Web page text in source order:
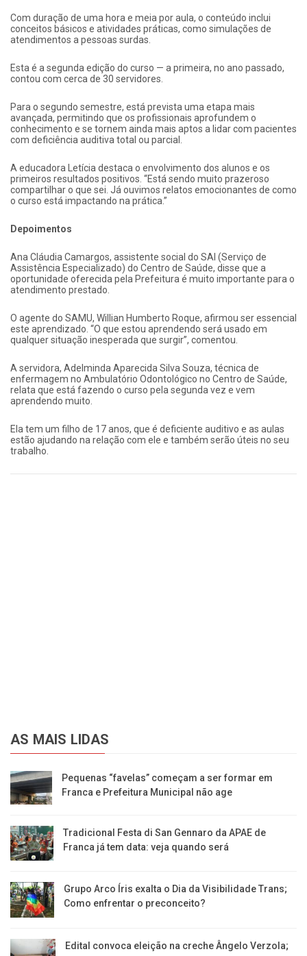
Com duração de uma hora e meia por aula, o conteúdo inclui
conceitos básicos e atividades práticas, como simulações de
atendimentos a pessoas surdas.
Esta é a segunda edição do curso — a primeira, no ano passado,
contou com cerca de 30 servidores.
Para o segundo semestre, está prevista uma etapa mais
avançada, permitindo que os profissionais aprofundem o
conhecimento e se tornem ainda mais aptos a lidar com pacientes
com deficiência auditiva total ou parcial.
A educadora Letícia destaca o envolvimento dos alunos e os
primeiros resultados positivos. “Está sendo muito prazeroso
compartilhar o que sei. Já ouvimos relatos emocionantes de como
o curso está impactando na prática.”
Depoimentos
Ana Cláudia Camargos, assistente social do SAI (Serviço de
Assistência Especializado) do Centro de Saúde, disse que a
oportunidade oferecida pela Prefeitura é muito importante para o
atendimento prestado.
O agente do SAMU, Willian Humberto Roque, afirmou ser essencial
este aprendizado. “O que estou aprendendo será usado em
qualquer situação inesperada que surgir”, comentou.
A servidora, Adelminda Aparecida Silva Souza, técnica de
enfermagem no Ambulatório Odontológico no Centro de Saúde,
relata que está fazendo o curso pela segunda vez e vem
aprendendo muito.
Ela tem um filho de 17 anos, que é deficiente auditivo e as aulas
estão ajudando na relação com ele e também serão úteis no seu
trabalho.
AS MAIS LIDAS
Pequenas “favelas” começam a ser formar em
Franca e Prefeitura Municipal não age
Tradicional Festa di San Gennaro da APAE de
Franca já tem data: veja quando será
Grupo Arco Íris exalta o Dia da Visibilidade Trans;
Como enfrentar o preconceito?
Edital convoca eleição na creche Ângelo Verzola;